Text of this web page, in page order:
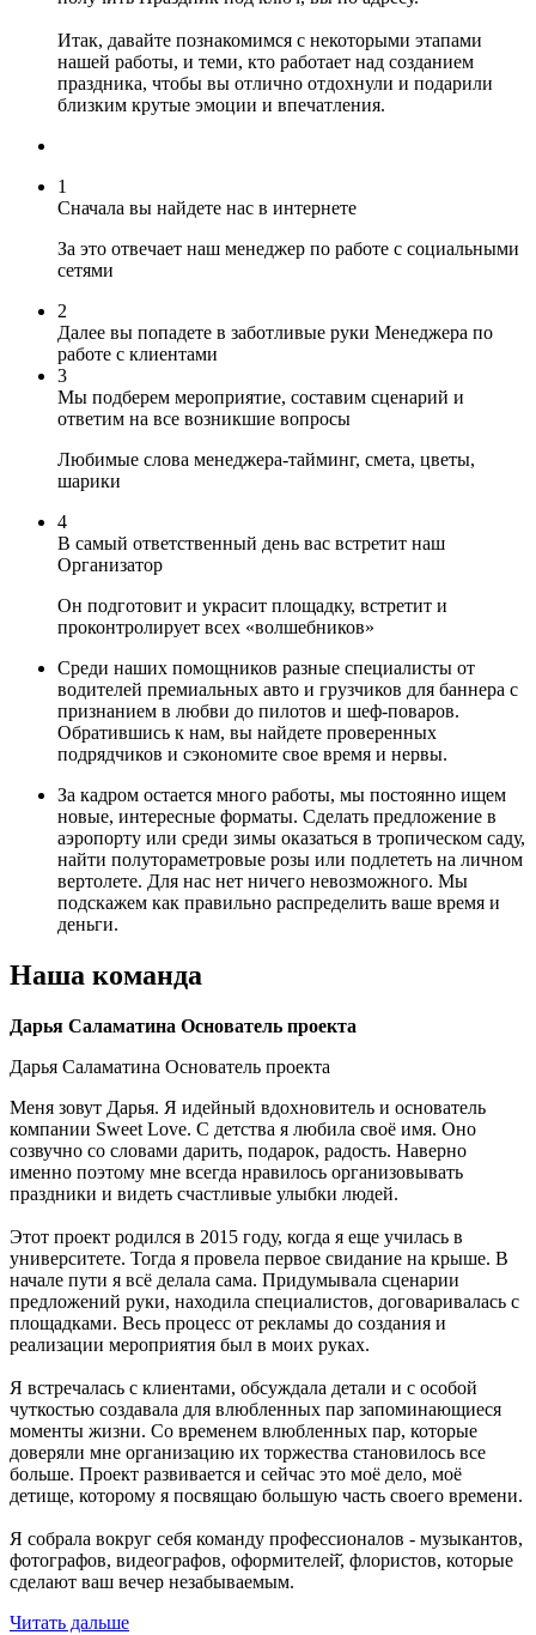
Итак, давайте познакомимся с некоторыми этапами
нашей работы, и теми, кто работает над созданием
праздника, чтобы вы отлично отдохнули и подарили
близким крутые эмоции и впечатления.
1
Сначала вы найдете нас в интернете
За это отвечает наш менеджер по работе с социальными
сетями
2
Далее вы попадете в заботливые руки Менеджера по
работе с клиентами
3
Мы подберем мероприятие, составим сценарий и
ответим на все возникшие вопросы
Любимые слова менеджера-тайминг, смета, цветы,
шарики
4
В самый ответственный день вас встретит наш
Организатор
Он подготовит и украсит площадку, встретит и
проконтролирует всех «волшебников»
Среди наших помощников разные специалисты от
водителей премиальных авто и грузчиков для баннера с
признанием в любви до пилотов и шеф-поваров.
Обратившись к нам, вы найдете проверенных
подрядчиков и сэкономите свое время и нервы.
За кадром остается много работы, мы постоянно ищем
новые, интересные форматы. Сделать предложение в
аэропорту или среди зимы оказаться в тропическом саду,
найти полутораметровые розы или подлететь на личном
вертолете. Для нас нет ничего невозможного. Мы
подскажем как правильно распределить ваше время и
деньги.
Наша команда
Дарья Саламатина Основатель проекта
Дарья Саламатина Основатель проекта
Меня зовут Дарья. Я идейный вдохновитель и основатель
компании Sweet Love. С детства я любила своё имя. Оно
созвучно со словами дарить, подарок, радость. Наверно
именно поэтому мне всегда нравилось организовывать
праздники и видеть счастливые улыбки людей.
Этот проект родился в 2015 году, когда я еще училась в
университете. Тогда я провела первое свидание на крыше. В
начале пути я всё делала сама. Придумывала сценарии
предложений руки, находила специалистов, договаривалась с
площадками. Весь процесс от рекламы до создания и
реализации мероприятия был в моих руках.
Я встречалась с клиентами, обсуждала детали и с особой
чуткостью создавала для влюбленных пар запоминающиеся
моменты жизни. Со временем влюбленных пар, которые
доверяли мне организацию их торжества становилось все
больше. Проект развивается и сейчас это моё дело, моё
детище, которому я посвящаю большую часть своего времени.
Я собрала вокруг себя команду профессионалов - музыкантов,
фотографов, видеографов, оформителей̆, флористов, которые
сделают ваш вечер незабываемым.
Читать дальше